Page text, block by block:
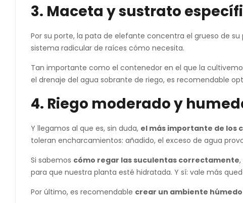
3. Maceta y sustrato
Por su porte, la pata de elefante concentra el grueso de
sistema radicular de raíces cómo necesita.
Tan importante como el contenedor en el que la
el drenaje del agua sobrante de riego, es recomendable
4. Riego moderado y
Y llegamos al que es, sin duda, el más importante de los
toleran encharcamientos: añadido, el exceso de agua
Si sabemos cómo regar las suculentas correctamente
para que nuestra planta esté hidratada. Y sí: vale más
Por último, es recomendable crear un ambiente húmedo